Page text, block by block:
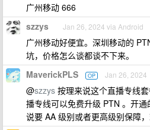
广州移动 666
szzys Jan 26, 2024 via Android
广州移动好便宜。深圳移动的
坑，价格怎么谈都谈不下来。
MaverickPLS OP Jan 26, 2024
@szzys 按理来说这个直播专线
播专线可以免费升级 PTN 。开
说要 AA 级别或者更高级别保障